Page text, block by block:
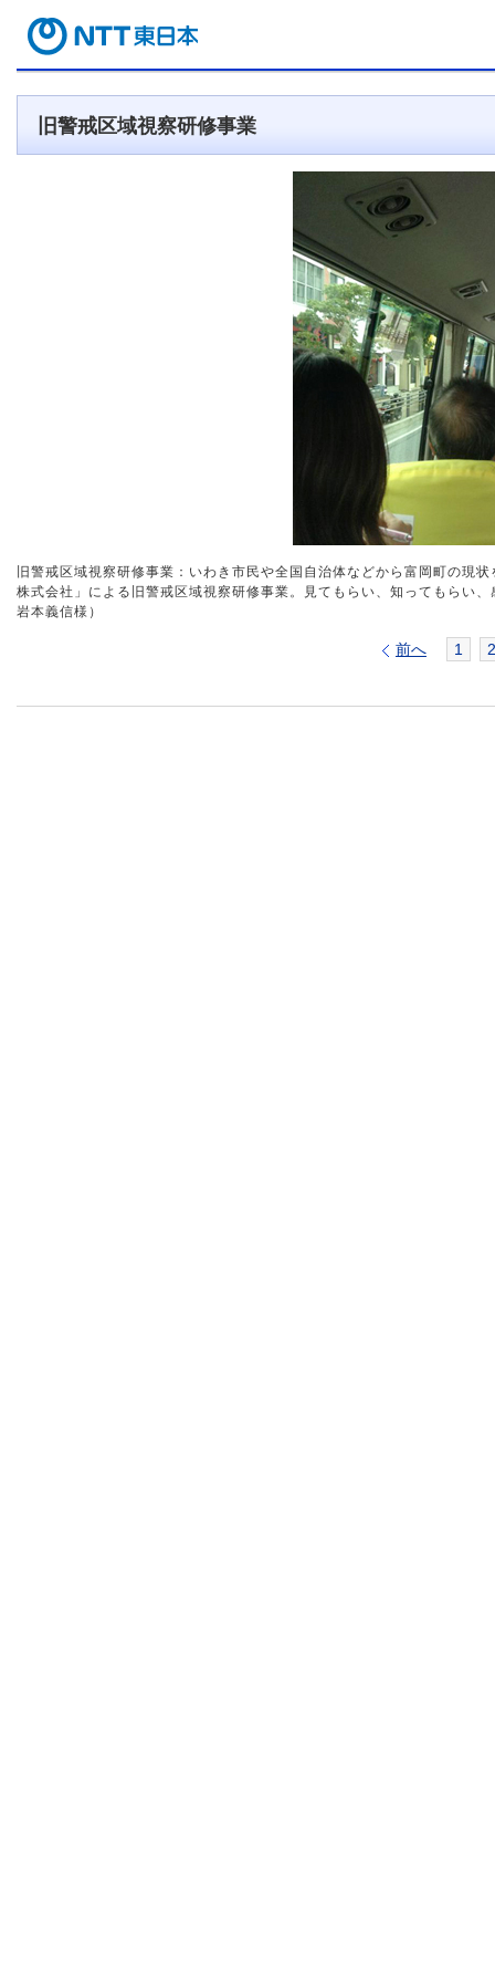
旧警戒区域視察研修事業
旧警戒区域視察研修事業：いわき市民や全国自治体などから富岡町の現
株式会社」による旧警戒区域視察研修事業。見てもらい、知ってもらい
岩本義信様）
前へ 1 2